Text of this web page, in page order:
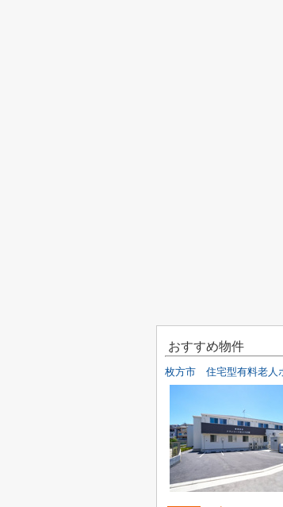
おすすめ物件